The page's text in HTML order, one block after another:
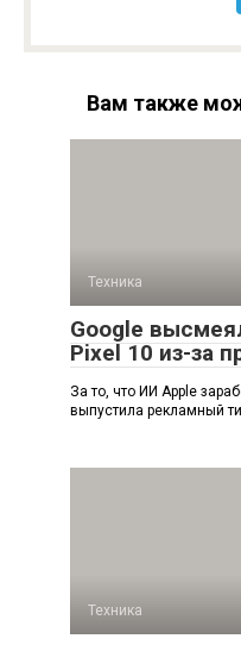
Вам также
Техника
Google
Pixel 10 из-за
За то, что ИИ Apple
выпустила рекламный
Техника